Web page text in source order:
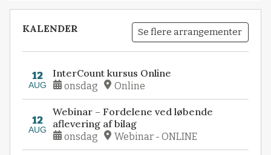
KALENDER Se flere arrangementer
12
AUG
InterCount kursus Online
onsdag Online
12
AUG
Webinar – Fordelene ved løbende
aflevering af bilag
onsdag Webinar - ONLINE